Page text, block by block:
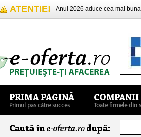
ATENTIE! Anul 2026 aduce cea mai buna